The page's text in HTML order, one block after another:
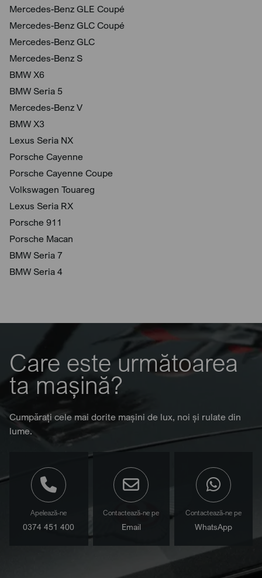
Mercedes-Benz GLE Coupé
Mercedes-Benz GLC Coupé
Mercedes-Benz GLC
Mercedes-Benz S
BMW X6
BMW Seria 5
Mercedes-Benz V
BMW X3
Lexus Seria NX
Porsche Cayenne
Porsche Cayenne Coupe
Volkswagen Touareg
Lexus Seria RX
Porsche 911
Porsche Macan
BMW Seria 7
BMW Seria 4
Care este următoarea
ta mașină?
Cumpărați cele mai dorite mașini de lux, noi și rulate din
lume.
Apelează-ne
0374 451 400
Contactează-ne pe
Email
Contactează-ne pe
WhatsApp